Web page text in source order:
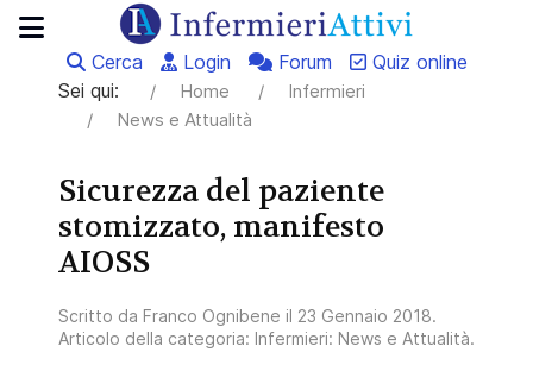
Cerca Login Forum
Quiz online
Sei qui:
Home
Infermieri
News e Attualità
Sicurezza del paziente
stomizzato, manifesto
AIOSS
Scritto da Franco Ognibene il 23 Gennaio 2018.
Articolo della categoria: Infermieri: News e Attualità.